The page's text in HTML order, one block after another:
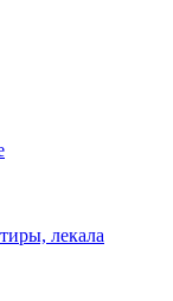
лекала